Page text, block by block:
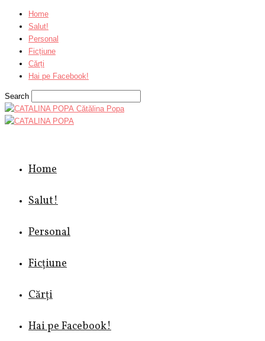
Home
Salut!
Personal
Ficțiune
Cărți
Hai pe Facebook!
Search
Cătălina Popa
Home
Salut!
Personal
Ficțiune
Cărți
Hai pe Facebook!